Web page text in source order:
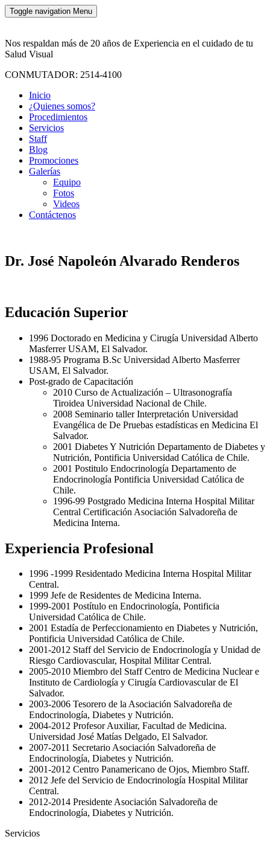
Toggle navigation Menu
Nos respaldan más de 20 años de Experiencia en el cuidado de tu
Salud Visual
CONMUTADOR: 2514-4100
Inicio
¿Quienes somos?
Procedimientos
Servicios
Staff
Blog
Promociones
Galerías
Equipo
Fotos
Videos
Contáctenos
Dr. José Napoleón Alvarado Renderos
Educación Superior
1996 Doctorado en Medicina y Cirugía Universidad Alberto
Masferrer USAM, El Salvador.
1988-95 Programa B.Sc Universidad Alberto Masferrer
USAM, El Salvador.
Post-grado de Capacitación
2010 Curso de Actualización – Ultrasonografía
Tiroidea Universidad Nacional de Chile.
2008 Seminario taller Interpretación Universidad
Evangélica de De Pruebas estadísticas en Medicina El
Salvador.
2001 Diabetes Y Nutrición Departamento de Diabetes y
Nutrición, Pontificia Universidad Católica de Chile.
2001 Postitulo Endocrinología Departamento de
Endocrinología Pontificia Universidad Católica de
Chile.
1996-99 Postgrado Medicina Interna Hospital Militar
Central Certificación Asociación Salvadoreña de
Medicina Interna.
Experiencia Profesional
1996 -1999 Residentado Medicina Interna Hospital Militar
Central.
1999 Jefe de Residentes de Medicina Interna.
1999-2001 Postítulo en Endocrinología, Pontificia
Universidad Católica de Chile.
2001 Estadía de Perfeccionamiento en Diabetes y Nutrición,
Pontificia Universidad Católica de Chile.
2001-2012 Staff del Servicio de Endocrinología y Unidad de
Riesgo Cardiovascular, Hospital Militar Central.
2005-2010 Miembro del Staff Centro de Medicina Nuclear e
Instituto de Cardiología y Cirugía Cardiovascular de El
Salvador.
2003-2006 Tesorero de la Asociación Salvadoreña de
Endocrinología, Diabetes y Nutrición.
2004-2012 Profesor Auxiliar, Facultad de Medicina.
Universidad José Matías Delgado, El Salvador.
2007-2011 Secretario Asociación Salvadoreña de
Endocrinología, Diabetes y Nutrición.
2001-2012 Centro Panamericano de Ojos, Miembro Staff.
2012 Jefe del Servicio de Endocrinología Hospital Militar
Central.
2012-2014 Presidente Asociación Salvadoreña de
Endocrinología, Diabetes y Nutrición.
Servicios